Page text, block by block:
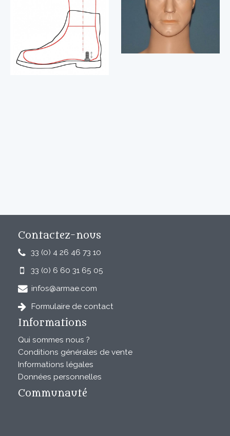
Contactez-nous
33 (0) 4 26 46 73 10
33 (0) 6 60 31 65 05
infos@armae.com
Formulaire de contact
Informations
Qui sommes nous ?
Conditions générales de vente
Informations légales
Données personnelles
Communauté